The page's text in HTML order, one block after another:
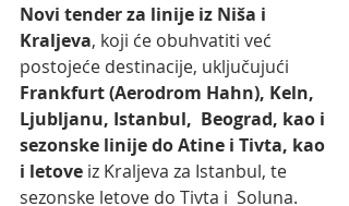
Novi tender za linije iz Niša i
Kraljeva, koji će obuhvatiti već
postojeće destinacije, uključujući
Frankfurt (Aerodrom Hahn), Keln,
Ljubljanu, Istanbul,  Beograd, kao i
sezonske linije do Atine i Tivta, kao
i letove iz Kraljeva za Istanbul, te
sezonske letove do Tivta i  Soluna.